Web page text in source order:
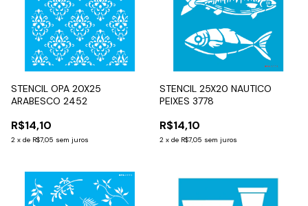
STENCIL OPA 20X25
ARABESCO 2452
R$14,10
2 x de R$7,05 sem juros
STENCIL 25X20 NAUTICO
PEIXES 3778
R$14,10
2 x de R$7,05 sem juros